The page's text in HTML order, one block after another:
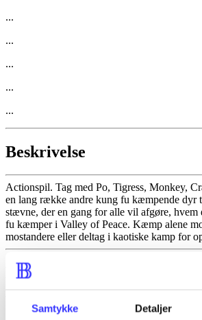
Samtykke Detaljer
...
...
...
...
...
Beskrivelse
Actionspil. Tag med Po, Tigress, Monkey,
en lang række andre kung fu kæmpende dyr
stævne, der en gang for alle vil afgøre, hvem
fu kæmper i Valley of Peace. Kæmp alene
mostandere eller deltag i kaotiske kamp for
Emneord
Po (Kung fu panda)